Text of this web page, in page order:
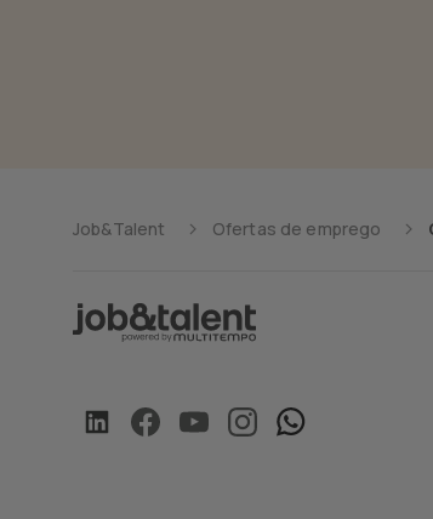
Job&Talent Ofertas de emprego